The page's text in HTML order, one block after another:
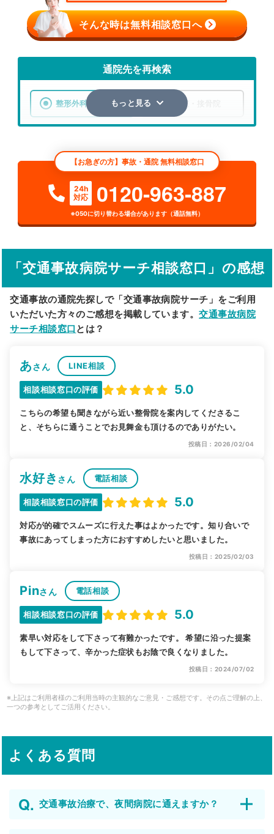
そんな時は無料相談窓口へ
通院先を再検索
整形外科 整骨院・接骨院
検索する
詳細条件で絞り込む
その他の検索方法
駅から探す 院名から探す
もっと見る
【お急ぎの方】事故・通院 無料相談窓口
24h
対応
0120-963-887
※050に切り替わる場合があります（通話無料）
「交通事故病院サーチ相談窓口」の感想
交通事故の通院先探しで「交通事故病院サーチ」をご利用
いただいた方々のご感想を掲載しています。交通事故病院
サーチ相談窓口 とは？
あさん LINE相談
相談相談窓口の評価 5.0
こちらの希望も聞きながら近い整骨院を案内してくださるこ
と、そちらに通うことでお見舞金も頂けるのでありがたい。
投稿日：2026/02/04
水好き さん 電話相談
相談相談窓口の評価 5.0
対応が的確でスムーズに行えた事はよかったです。知り合いで
事故にあってしまった方におすすめしたいと思いました。
投稿日：2025/02/03
Pinさん 電話相談
相談相談窓口の評価 5.0
素早い対応をして下さって有難かったです。 希望に沿った提案
もして下さって、辛かった症状もお陰で良くなりました。
投稿日：2024/07/02
※上記はご利用者様のご利用当時の主観的なご意見・ご感想です。その点ご理解の上、
一つの参考としてご活用ください。
よくある質問
交通事故治療で、夜間病院に通えますか？